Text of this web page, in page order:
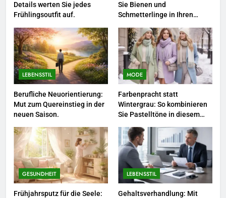
3
Networking-Strategien: Wie Sie
beruflich wertvolle Kontakte
knüpfen.
LEBENSSTIL
4
Selbstversorger-Glück: Welches
Gemüse Sie jetzt pflanzen
5
Accessoire-Guide: Mit diesen
Details werten Sie jedes
Frühlingsoutfit auf.
Details werten Sie jedes
Frühlingsoutfit auf.
Sie Bienen und
Schmetterlinge in Ihren
LEBENSSTIL
Berufliche Neuorientierung:
Mut zum Quereinstieg in der
neuen Saison.
MODE
Farbenpracht statt
Wintergrau: So kombinieren
Sie Pastelltöne in diesem
GESUNDHEIT
Frühjahrsputz für die Seele:
LEBENSSTIL
Gehaltsverhandlung: Mit